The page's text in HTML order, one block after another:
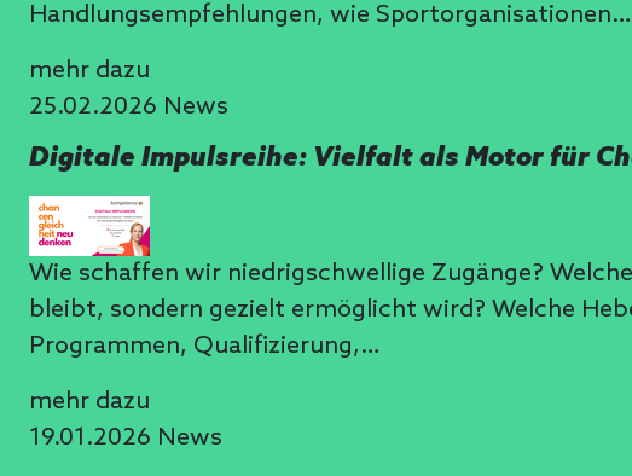
Handlungsempfehlungen, wie Sportorganisationen…
mehr dazu
25.02.2026 News
Digitale Impulsreihe: Vielfalt als Motor für
Wie schaffen wir niedrigschwellige Zugänge?
bleibt, sondern gezielt ermöglicht wird? Welche
Programmen, Qualifizierung,…
mehr dazu
19.01.2026 News